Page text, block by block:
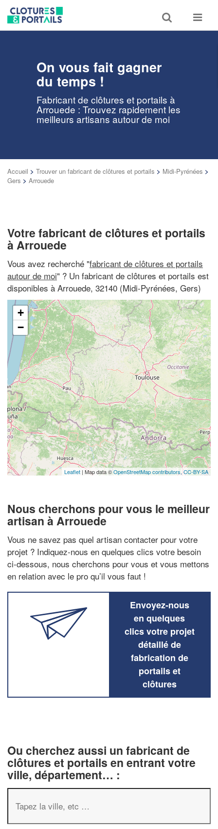
Toggle
search
Toggle
On vous fait gagner
du temps !
Fabricant de clôtures et portails à
Arrouede : Trouvez rapidement les
meilleurs artisans autour de moi
Accueil > Trouver un fabricant de clôtures et portails > Midi-Pyrénées >
Gers > Arrouede
Votre fabricant de clôtures et portails
à Arrouede
Vous avez recherché "fabricant de clôtures et portails
autour de moi" ? Un fabricant de clôtures et portails est
disponibles à Arrouede, 32140 (Midi-Pyrénées, Gers)
+
−
Leaflet | Map data ©OpenStreetMap contributors,CC-BY-SA
Nous cherchons pour vous le meilleur
artisan à Arrouede
Vous ne savez pas quel artisan contacter pour votre
projet ? Indiquez-nous en quelques clics votre besoin
ci-dessous, nous cherchons pour vous et vous mettons
en relation avec le pro qu’il vous faut !
Envoyez-nous
en quelques
clics votre projet
détaillé de
fabrication de
portails et
clôtures
Ou cherchez aussi un fabricant de
clôtures et portails en entrant votre
ville, département… :